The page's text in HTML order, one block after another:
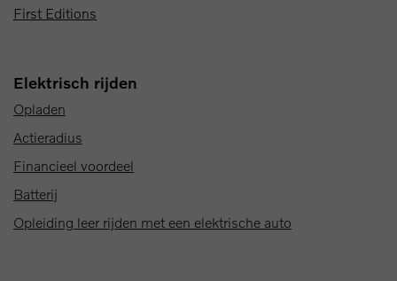
First Editions
Elektrisch rijden
Opladen
Actieradius
Financieel voordeel
Batterij
Opleiding leer rijden met een elektrische auto